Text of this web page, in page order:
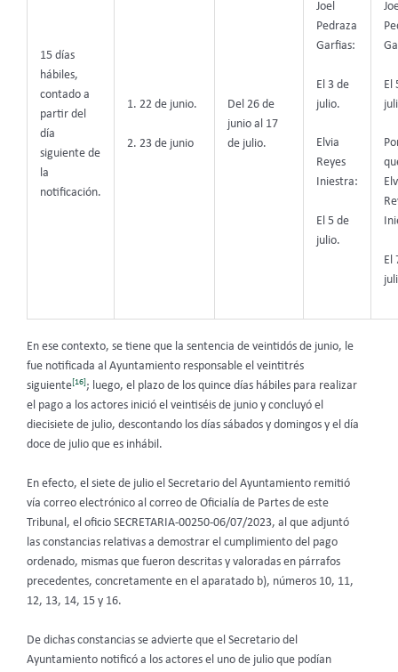
15 días
hábiles,
contado a
partir del
día
siguiente de
la
notificación.
1. 22 de junio.
2. 23 de junio
Del 26 de
junio al 17
de julio.
Joel
Pedraza
Garfias:
El 3 de
julio.
Elvia
Reyes
Iniestra:
El 5 de
julio.
El
El
En ese contexto, se tiene que la sentencia de veintidós de junio, le
fue notificada al Ayuntamiento responsable el veintitrés
siguiente[16]; luego, el plazo de los quince días hábiles para realizar
el pago a los actores inició el veintiséis de junio y concluyó el
diecisiete de julio, descontando los días sábados y domingos y el día
doce de julio que es inhábil.
En efecto, el siete de julio el Secretario del Ayuntamiento remitió
vía correo electrónico al correo de Oficialía de Partes de este
Tribunal, el oficio SECRETARIA-00250-06/07/2023, al que adjuntó
las constancias relativas a demostrar el cumplimiento del pago
ordenado, mismas que fueron descritas y valoradas en párrafos
precedentes, concretamente en el aparatado b), números 10, 11,
12, 13, 14, 15 y 16.
De dichas constancias se advierte que el Secretario del
Ayuntamiento notificó a los actores el uno de julio que podían